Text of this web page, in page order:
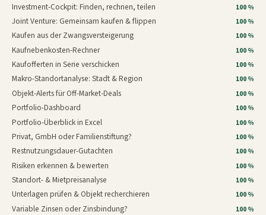
Investment-Cockpit: Finden, rechnen, teilen 100 %
Joint Venture: Gemeinsam kaufen & flippen 100 %
Kaufen aus der Zwangsversteigerung 100 %
Kaufnebenkosten-Rechner 100 %
Kaufofferten in Serie verschicken 100 %
Makro-Standortanalyse: Stadt & Region 100 %
Objekt-Alerts für Off-Market-Deals 100 %
Portfolio-Dashboard 100 %
Portfolio-Überblick in Excel 100 %
Privat, GmbH oder Familienstiftung? 100 %
Restnutzungsdauer-Gutachten 100 %
Risiken erkennen & bewerten 100 %
Standort- & Mietpreisanalyse 100 %
Unterlagen prüfen & Objekt recherchieren 100 %
Variable Zinsen oder Zinsbindung? 100 %